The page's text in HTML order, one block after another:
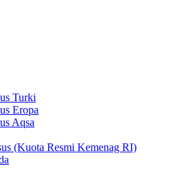
Turki
Eropa
Aqsa
(Kuota Resmi Kemenag RI)